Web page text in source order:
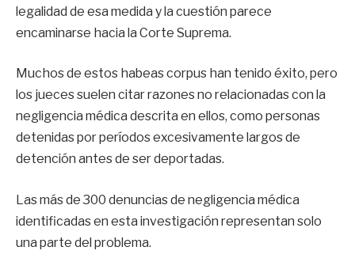
legalidad de esa medida y la cuestión parece
encaminarse hacia la Corte Suprema.
Muchos de estos habeas corpus han tenido éxito, pero
los jueces suelen citar razones no relacionadas con la
negligencia médica descrita en ellos, como personas
detenidas por períodos excesivamente largos de
detención antes de ser deportadas.
Las más de 300 denuncias de negligencia médica
identificadas en esta investigación representan solo
una parte del problema.